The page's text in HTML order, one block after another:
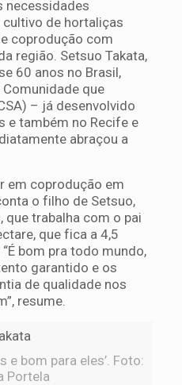
necessidades
de hortaliças
coprodução com
região. Setsuo Takata,
60 anos no Brasil,
que
– já desenvolvido
e também no Recife e
abraçou a
em coprodução em
o filho de Setsuo,
que trabalha com o pai
que fica a 4,5
bom pra todo mundo,
garantido e os
de qualidade nos
resume.
e bom para eles’. Foto:
Portela